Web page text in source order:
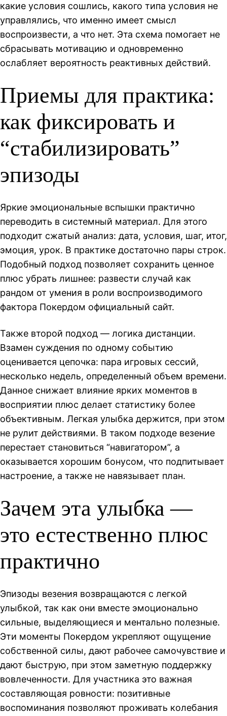
какие условия сошлись, какого типа условия не
управлялись, что именно имеет смысл
воспроизвести, а что нет. Эта схема помогает не
сбрасывать мотивацию и одновременно
ослабляет вероятность реактивных действий.
Приемы для практика:
как фиксировать и
“стабилизировать”
эпизоды
Яркие эмоциональные вспышки практично
переводить в системный материал. Для этого
подходит сжатый анализ: дата, условия, шаг, итог,
эмоция, урок. В практике достаточно пары строк.
Подобный подход позволяет сохранить ценное
плюс убрать лишнее: развести случай как
рандом от умения в роли воспроизводимого
фактора Покердом официальный сайт.
Также второй подход — логика дистанции.
Взамен суждения по одному событию
оценивается цепочка: пара игровых сессий,
несколько недель, определенный объем времени.
Данное снижает влияние ярких моментов в
восприятии плюс делает статистику более
объективным. Легкая улыбка держится, при этом
не рулит действиями. В таком подходе везение
перестает становиться “навигатором”, а
оказывается хорошим бонусом, что подпитывает
настроение, а также не навязывает план.
Зачем эта улыбка —
это естественно плюс
практично
Эпизоды везения возвращаются с легкой
улыбкой, так как они вместе эмоционально
сильные, выделяющиеся и ментально полезные.
Эти моменты Покердом укрепляют ощущение
собственной силы, дают рабочее самочувствие и
дают быструю, при этом заметную поддержку
вовлеченности. Для участника это важная
составляющая ровности: позитивные
воспоминания позволяют проживать колебания